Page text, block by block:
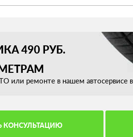
490 РУБ.
или ремонте в нашем автосервисе
КОНСУЛЬТАЦИЮ